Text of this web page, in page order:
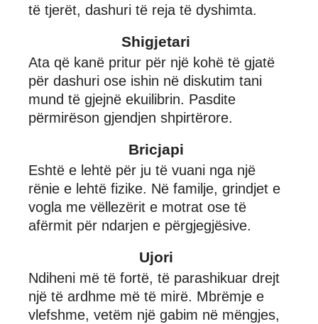
të tjerët, dashuri të reja të dyshimta.
Shigjetari
Ata që kanë pritur për një kohë të gjatë
për dashuri ose ishin në diskutim tani
mund të gjejnë ekuilibrin. Pasdite
përmirëson gjendjen shpirtërore.
Bricjapi
Eshtë e lehtë për ju të vuani nga një
rënie e lehtë fizike. Në familje, grindjet e
vogla me vëllezërit e motrat ose të
afërmit për ndarjen e përgjegjësive.
Ujori
Ndiheni më të fortë, të parashikuar drejt
një të ardhme më të mirë. Mbrëmje e
vlefshme, vetëm një gabim në mëngjes,